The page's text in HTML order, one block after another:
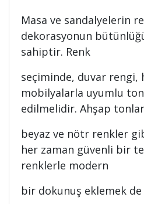
Masa ve sandalyelerin
dekorasyonun
sahiptir. Renk
seçiminde, duvar rengi,
mobilyalarla uyumlu
edilmelidir. Ahşap
beyaz ve nötr renkler
her zaman güvenli bir
renklerle modern
bir dokunuş eklemek